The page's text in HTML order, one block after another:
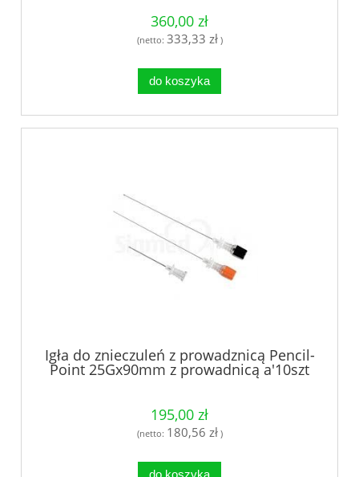
360,00 zł
(netto: 333,33 zł)
do koszyka
Igła do znieczuleń z prowadznicą Pencil-
Point 25Gx90mm z prowadnicą a'10szt
195,00 zł
(netto: 180,56 zł)
do koszyka